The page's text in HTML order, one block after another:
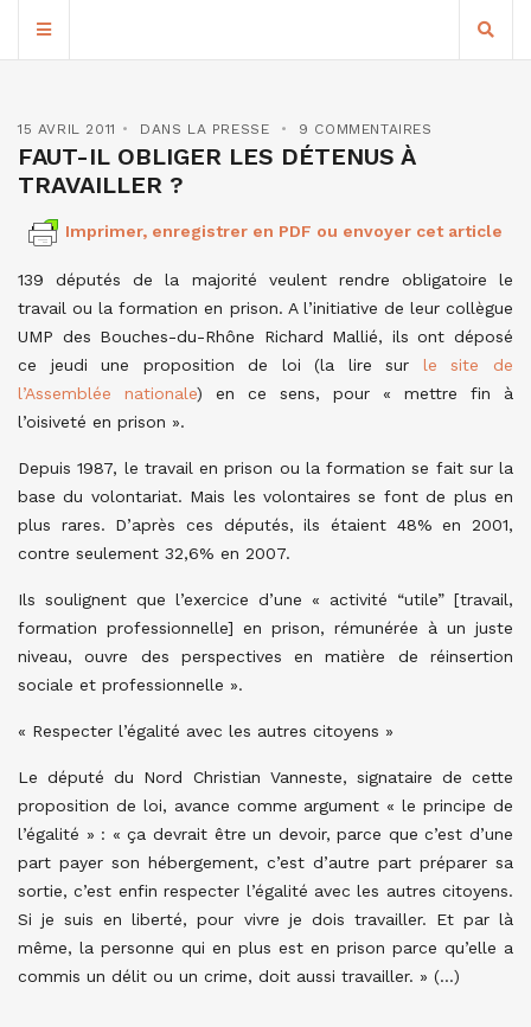
15 AVRIL 2011 DANS LA PRESSE 9 COMMENTAIRES
FAUT-IL OBLIGER LES DÉTENUS À
TRAVAILLER ?
Imprimer, enregistrer en PDF ou envoyer cet article
139 députés de la majorité veulent rendre obligatoire le
travail ou la formation en prison. A l’initiative de leur collègue
UMP des Bouches-du-Rhône Richard Mallié, ils ont déposé
ce jeudi une proposition de loi (la lire sur le site de
l’Assemblée nationale) en ce sens, pour « mettre fin à
l’oisiveté en prison ».
Depuis 1987, le travail en prison ou la formation se fait sur la
base du volontariat. Mais les volontaires se font de plus en
plus rares. D’après ces députés, ils étaient 48% en 2001,
contre seulement 32,6% en 2007.
Ils soulignent que l’exercice d’une « activité “utile” [travail,
formation professionnelle] en prison, rémunérée à un juste
niveau, ouvre des perspectives en matière de réinsertion
sociale et professionnelle ».
« Respecter l’égalité avec les autres citoyens »
Le député du Nord Christian Vanneste, signataire de cette
proposition de loi, avance comme argument « le principe de
l’égalité » : « ça devrait être un devoir, parce que c’est d’une
part payer son hébergement, c’est d’autre part préparer sa
sortie, c’est enfin respecter l’égalité avec les autres citoyens.
Si je suis en liberté, pour vivre je dois travailler. Et par là
même, la personne qui en plus est en prison parce qu’elle a
commis un délit ou un crime, doit aussi travailler. » (…)